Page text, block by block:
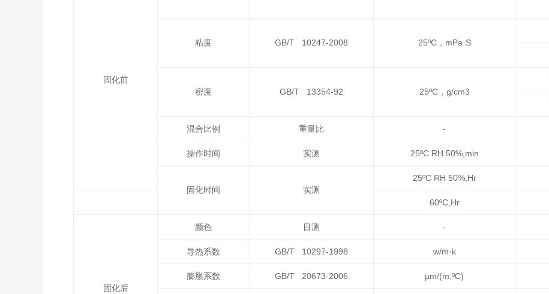
固化前
粘度 GB/T 10247-2008 25ºC，mPa·S
密度 GB/T 13354-92 25ºC，g/cm3
混合比例 重量比 -
操作时间 实测 25ºC RH 50%,min
固化时间 实测
25ºC RH 50%,Hr
60ºC,Hr
固化后
颜色 目测 -
导热系数 GB/T 10297-1998 w/m·k
膨胀系数 GB/T 20673-2006 µm/(m,ºC)